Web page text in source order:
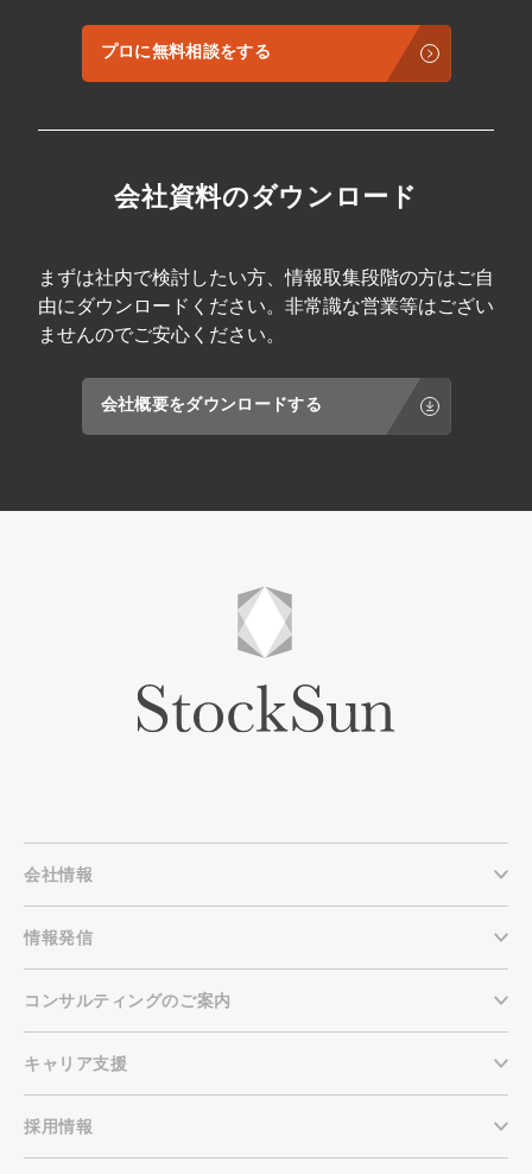
プロに無料相談をする
会社資料のダウンロード
まずは社内で検討したい方、情報取集段階の方はご自
由にダウンロードください。非常識な営業等はござい
ませんのでご安心ください。
会社概要をダウンロードする
会社情報
情報発信
コンサルティングのご案内
キャリア支援
採用情報